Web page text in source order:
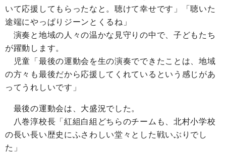
いて応援してもらったなと。聴けて幸せです」「聴いた
途端にやっぱりジーンとくるね」
演奏と地域の人々の温かな見守りの中で、子どもたち
が躍動します。
児童「最後の運動会を生の演奏でできたことは、地域
の方々も最後だから応援してくれているという感じがあ
ってうれしいです」
最後の運動会は、大盛況でした。
八巻淳校長「紅組白組どちらのチームも、北村小学校
の長い長い歴史にふさわしい堂々とした戦いぶりでし
た」